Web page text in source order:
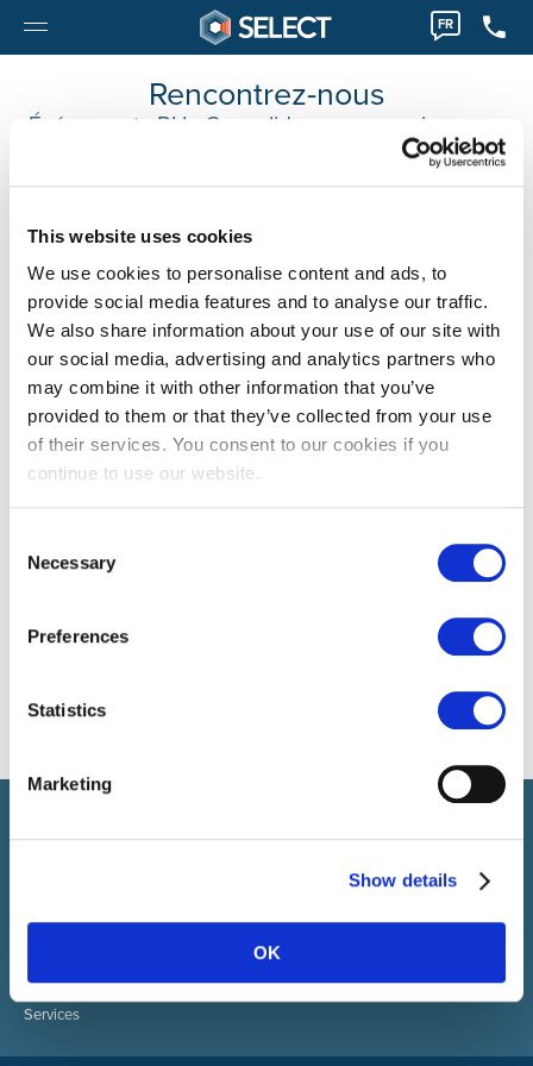
This website uses cookies
We use cookies to personalise content and ads, to
provide social media features and to analyse our traffic.
We also share information about your use of our site with
our social media, advertising and analytics partners who
may combine it with other information that you’ve
provided to them or that they’ve collected from your use
of their services. You consent to our cookies if you
continue to use our website.
Selection
Necessary
Preferences
Statistics
Marketing
Show details
OK
FR
Rencontrez-nous
Événements RH : Consolidez vos connaissances
et développez votre réseau
MESSAGES D’INFORMATION
recrutement de talents, nous vous proposons un package
SELECT HR
Services